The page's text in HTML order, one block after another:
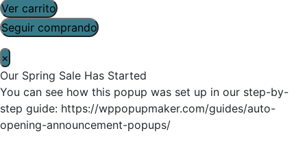
Ver carrito
Seguir comprando
×
Our Spring Sale Has Started
You can see how this popup was set up in our step-by-
step guide: https://wppopupmaker.com/guides/auto-
opening-announcement-popups/